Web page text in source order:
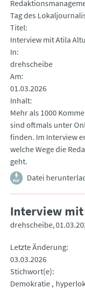
Tag des
Titel
Interview mit Atila
In
drehscheibe
Am
01.03.2026
Inhalt
Mehr als 1000
sind oftmals unter
finden. Im Interview
welche Wege die
geht.
Datei
Interview mit
drehscheibe
Letzte Änderung
03.03.2026
Stichwort(e)
Demokratie